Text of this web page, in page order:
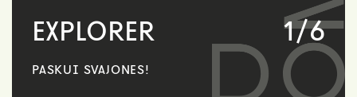
EXPLORER
PASKUI SVAJONES!
1/6